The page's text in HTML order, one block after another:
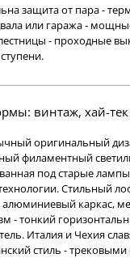
защита от пара -
или гаража -
- проходные
винтаж, хай-
оригинальный
филаментный
под старые
Стильный
алюминиевый каркас,
- тонкий
Италия и Чехия
стиль - трековыми